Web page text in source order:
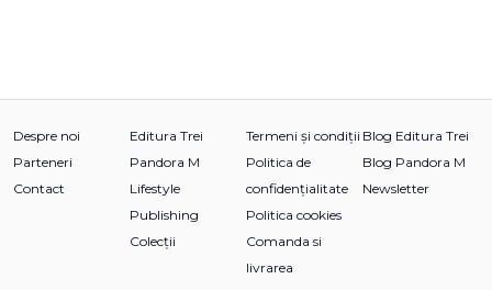
Despre noi
Parteneri
Contact
Editura Trei
Pandora M
Lifestyle
Publishing
Colecții
Termeni și condiții
Politica de
confidențialitate
Politica cookies
Comanda si
livrarea
Blog Editura Trei
Blog Pandora M
Newsletter